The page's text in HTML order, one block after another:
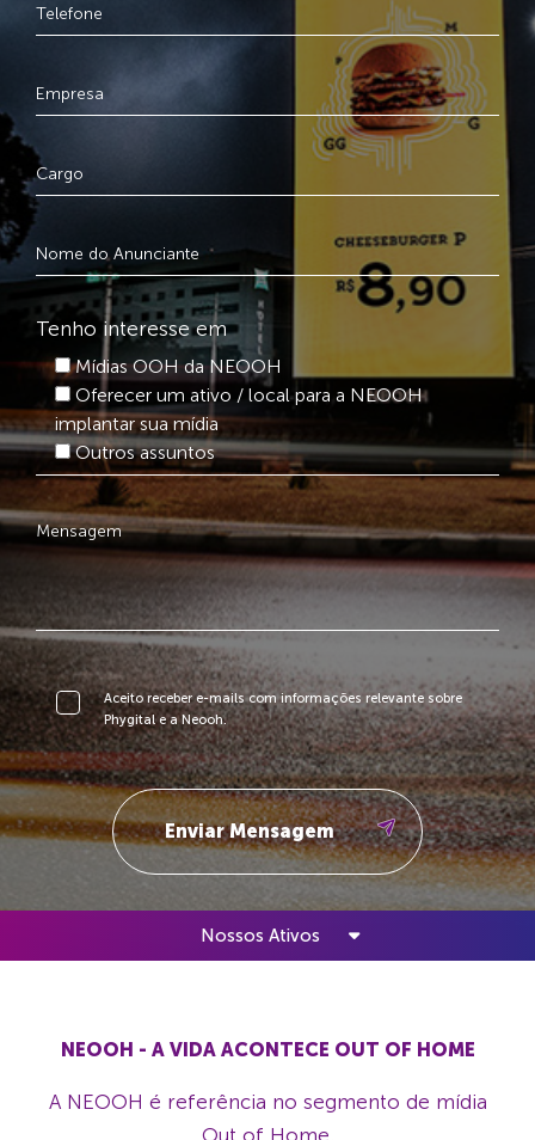
Tenho interesse em
Mídias OOH da NEOOH
Oferecer um ativo / local para a NEOOH
implantar sua mídia
Outros assuntos
Aceito receber e-mails com informações relevante sobre
Phygital e a Neooh.
Nossos Ativos
NEOOH - A VIDA ACONTECE OUT OF HOME
A NEOOH é referência no segmento de mídia